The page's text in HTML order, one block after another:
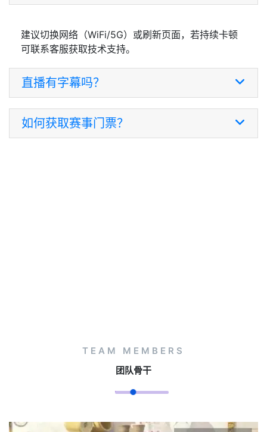
建议切换网络（WiFi/5G）或刷新页面，若持续卡顿
可联系客服获取技术支持。
直播有字幕吗？
如何获取赛事门票？
TEAM MEMBERS
团队骨干